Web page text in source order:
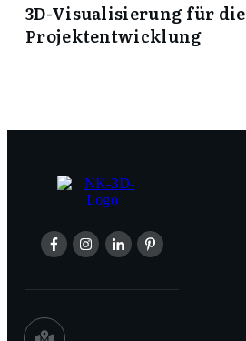
3D-Visualisierung für die
Projektentwicklung